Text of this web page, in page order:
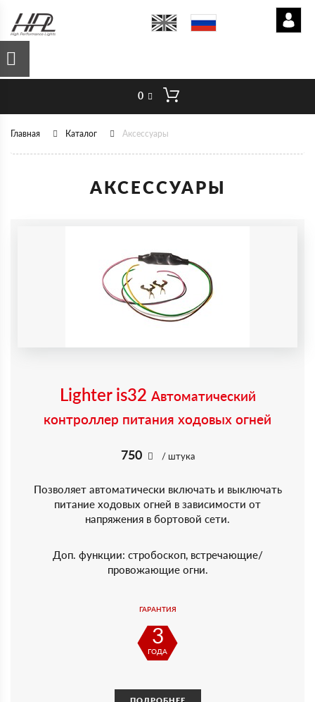
0
Главная Каталог Аксессуары
АКСЕССУАРЫ
Lighter is32 Автоматический
контроллер питания ходовых огней
750 / штука
Позволяет автоматически включать и выключать
питание ходовых огней в зависимости от
напряжения в бортовой сети.
Доп. функции: стробоскоп, встречающие/
провожающие огни.
ГАРАНТИЯ
3
ГОДА